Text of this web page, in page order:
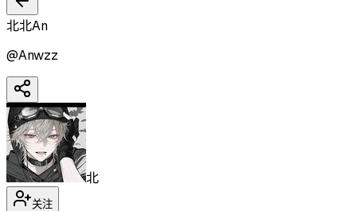
北北An
@Anwzz
北
关注